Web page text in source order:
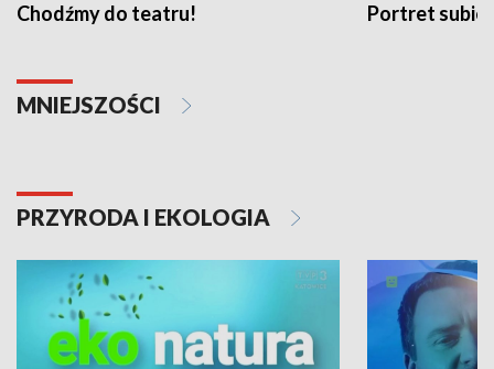
Chodźmy do teatru! Portret
MNIEJSZOŚCI
PRZYRODA I EKOLOGIA